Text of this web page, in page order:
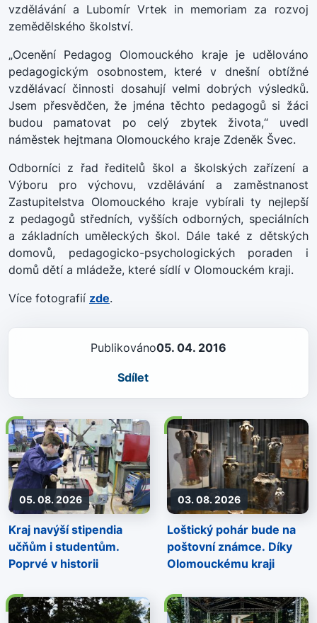
vzdělávání a Lubomír Vrtek in memoriam za rozvoj
zemědělského školství.
„Ocenění Pedagog Olomouckého kraje je udělováno
pedagogickým osobnostem, které v dnešní obtížné
vzdělávací činnosti dosahují velmi dobrých výsledků.
Jsem přesvědčen, že jména těchto pedagogů si žáci
budou pamatovat po celý zbytek života,“ uvedl
náměstek hejtmana Olomouckého kraje Zdeněk Švec.
Odborníci z řad ředitelů škol a školských zařízení a
Výboru pro výchovu, vzdělávání a zaměstnanost
Zastupitelstva Olomouckého kraje vybírali ty nejlepší
z pedagogů středních, vyšších odborných, speciálních
a základních uměleckých škol. Dále také z dětských
domovů, pedagogicko-psychologických poraden i
domů dětí a mládeže, které sídlí v Olomouckém kraji.
Více fotografií zde.
Publikováno05. 04. 2016
Sdílet
05. 08. 2026
Kraj navýší stipendia
učňům i studentům.
Poprvé v historii
03. 08. 2026
Loštický pohár bude na
poštovní známce. Díky
Olomouckému kraji